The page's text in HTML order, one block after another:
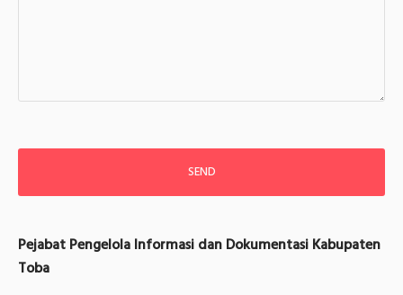
Pejabat Pengelola Informasi dan Dokumentasi Kabupaten
Toba